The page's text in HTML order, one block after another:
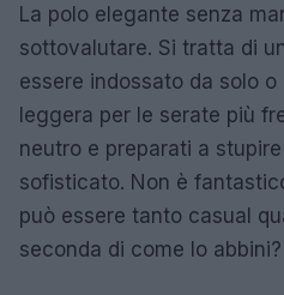
La polo elegante senza
sottovalutare. Si tratta di
essere indossato da solo
leggera per le serate più
neutro e preparati a
sofisticato. Non è
può essere tanto casual
seconda di come lo abbini?